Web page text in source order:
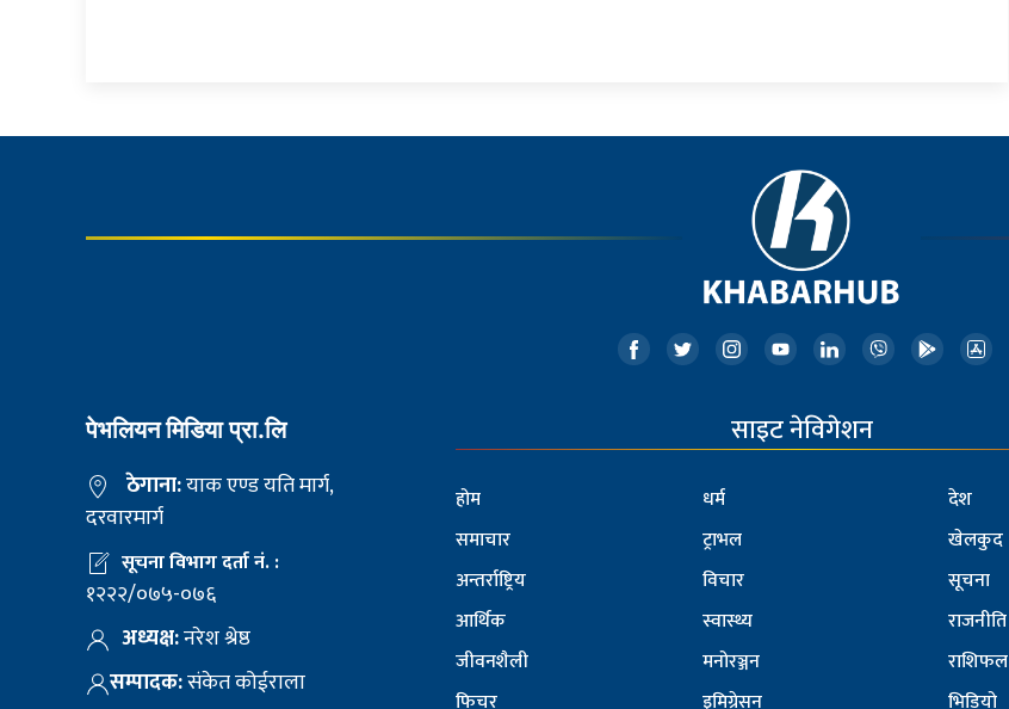
पेभलियन मिडिया प्रा.लि
ठेगाना:याक एण्ड यति मार्ग,
दरवारमार्ग
सूचना विभाग दर्ता नं. :
१२२२/०७५-०७६
अध्यक्ष:नरेश श्रेष्ठ
सम्पादक:संकेत कोईराला
साइट नेविगेशन
होम
समाचार
अन्तर्राष्ट्रिय
आर्थिक
जीवनशैली
धर्म
ट्राभल
विचार
स्वास्थ्य
मनोरञ्जन
देश
खेलकुद
सूचना
राजनीति
राशिफल